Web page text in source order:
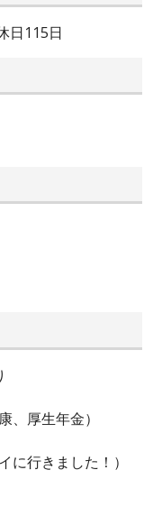
日115日
、厚生年金）
に行きました！）